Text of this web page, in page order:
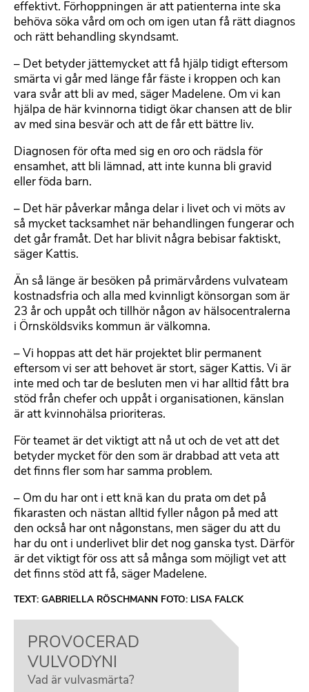
effektivt. Förhoppningen är att patienterna inte ska
behöva söka vård om och om igen utan få rätt diagnos
och rätt behandling skyndsamt.
– Det betyder jättemycket att få hjälp tidigt eftersom
smärta vi går med länge får fäste i kroppen och kan
vara svår att bli av med, säger Madelene. Om vi kan
hjälpa de här kvinnorna tidigt ökar chansen att de blir
av med sina besvär och att de får ett bättre liv.
Diagnosen för ofta med sig en oro och rädsla för
ensamhet, att bli lämnad, att inte kunna bli gravid
eller föda barn.
– Det här påverkar många delar i livet och vi möts av
så mycket tacksamhet när behandlingen fungerar och
det går framåt. Det har blivit några bebisar faktiskt,
säger Kattis.
Än så länge är besöken på primärvårdens vulvateam
kostnadsfria och alla med kvinnligt könsorgan som är
23 år och uppåt och tillhör någon av hälsocentralerna
i Örnsköldsviks kommun är välkomna.
– Vi hoppas att det här projektet blir permanent
eftersom vi ser att behovet är stort, säger Kattis. Vi är
inte med och tar de besluten men vi har alltid fått bra
stöd från chefer och uppåt i organisationen, känslan
är att kvinnohälsa prioriteras.
För teamet är det viktigt att nå ut och de vet att det
betyder mycket för den som är drabbad att veta att
det finns fler som har samma problem.
– Om du har ont i ett knä kan du prata om det på
fikarasten och nästan alltid fyller någon på med att
den också har ont någonstans, men säger du att du
har du ont i underlivet blir det nog ganska tyst. Därför
är det viktigt för oss att så många som möjligt vet att
det finns stöd att få, säger Madelene.
TEXT: GABRIELLA RÖSCHMANN FOTO: LISA FALCK
PROVOCERAD
VULVODYNI
Vad är vulvasmärta?